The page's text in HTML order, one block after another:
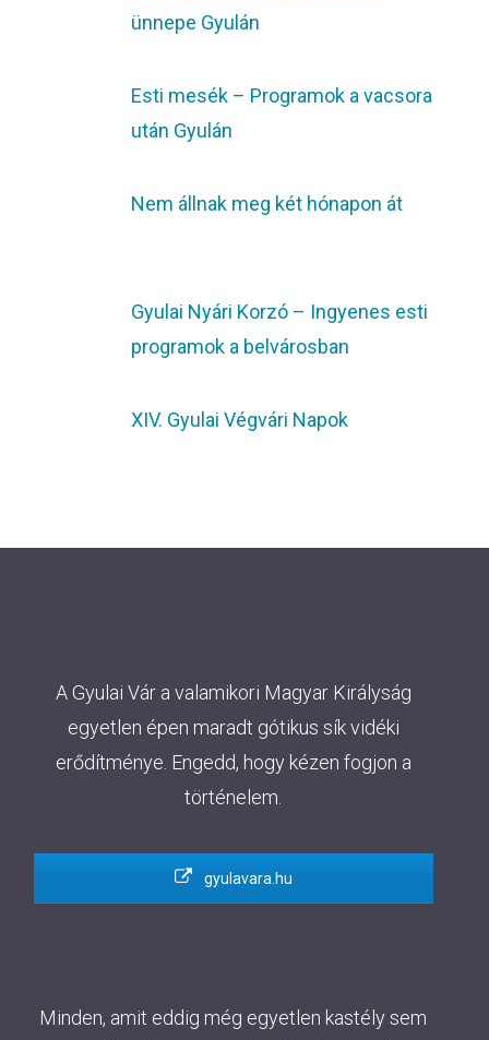
ünnepe Gyulán
Esti mesék – Programok a vacsora
után Gyulán
Nem állnak meg két hónapon át
Gyulai Nyári Korzó – Ingyenes esti
programok a belvárosban
XIV. Gyulai Végvári Napok
A Gyulai Vár a valamikori Magyar Királyság
egyetlen épen maradt gótikus sík vidéki
erődítménye. Engedd, hogy kézen fogjon a
történelem.
gyulavara.hu
Minden, amit eddig még egyetlen kastély sem